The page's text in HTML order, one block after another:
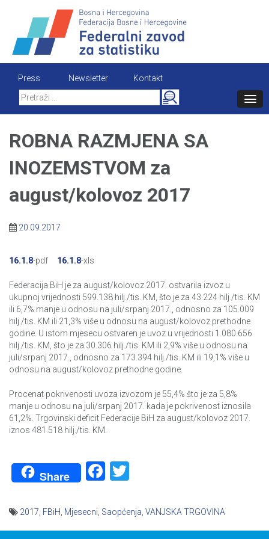
content
Press Newsletter
Kontakt
Search
for:
ROBNA RAZMJENA SA
INOZEMSTVOM za
august/kolovoz 2017
20.09.2017
16.1.8-pdf 16.1.8-xls
Federacija BiH je za august/kolovoz 2017. ostvarila izvoz u
ukupnoj vrijednosti 599.138 hilj./tis. KM, što je za 43.224 hilj./tis. KM
ili 6,7% manje u odnosu na juli/srpanj 2017., odnosno za 105.009
hilj./tis. KM ili 21,3% više u odnosu na august/kolovoz prethodne
godine. U istom mjesecu ostvaren je uvoz u vrijednosti 1.080.656
hilj./tis. KM, što je za 30.306 hilj./tis. KM ili 2,9% više u odnosu na
juli/srpanj 2017., odnosno za 173.394 hilj./tis. KM ili 19,1% više u
odnosu na august/kolovoz prethodne godine.
Procenat pokrivenosti uvoza izvozom je 55,4% što je za 5,8%
manje u odnosu na juli/srpanj 2017. kada je pokrivenost iznosila
61,2%. Trgovinski deficit Federacije BiH za august/kolovoz 2017.
iznos 481.518 hilj./tis. KM.
Share Facebook
2017 FBiH Mjesecni Saopćenja VANJSKA TRGOVINA